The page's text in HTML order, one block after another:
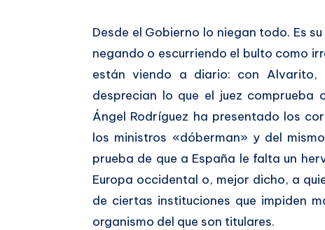
Twitter
Desde el Gobierno lo niegan todo. Es
negando o escurriendo el bulto como
están viendo a diario: con
desprecian lo que el juez comprueba
Ángel Rodríguez ha presentado los
los ministros «dóberman» y del
prueba de que a España le falta un
Europa occidental o, mejor dicho, a
de ciertas instituciones que impiden
organismo del que son titulares.